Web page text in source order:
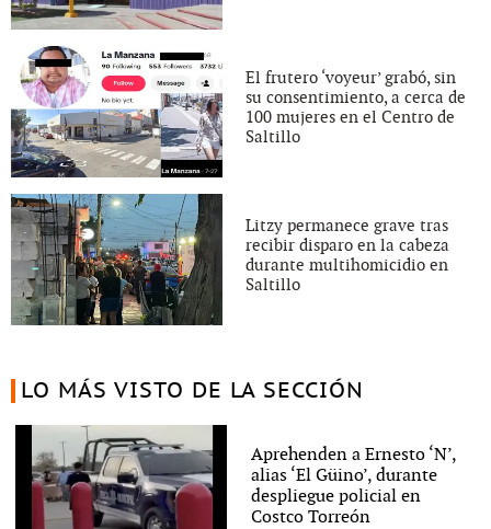
El frutero ‘voyeur’ grabó, sin
su consentimiento, a cerca de
100 mujeres en el Centro de
Saltillo
Litzy permanece grave tras
recibir disparo en la cabeza
durante multihomicidio en
Saltillo
LO MÁS VISTO DE LA SECCIÓN
Aprehenden a Ernesto ‘N’,
alias ‘El Güino’, durante
despliegue policial en
Costco Torreón